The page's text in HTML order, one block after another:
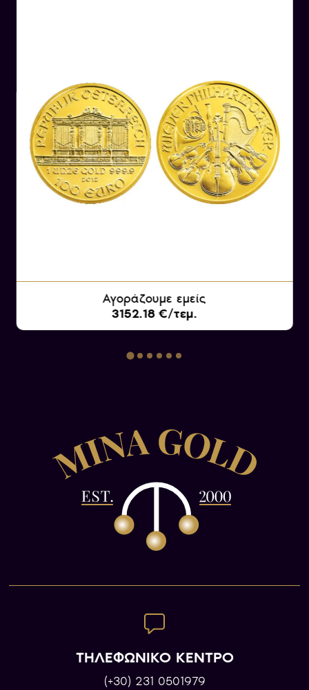
Η ορχήστρα αποτελείται από περίπου 130
μουσικούς, οι οποίοι είναι επιλεγμένοι από την
ίδια την ορχήστρα. Η διαδικασία επιλογής νέων
μελών είναι αυστηρή και συνήθως
πραγματοποιείται μετά από αξιολόγηση και
πρόσκληση. Οι μουσικοί της Φιλαρμονικής της
Βιέννης είναι γνωστοί για την τεχνική τους
αρτιότητα, την ερμηνευτική τους αίσθηση και
Αγοράζουμε εμείς
3152.18 €/τεμ.
ΤΗΛΕΦΩΝΙΚΟ ΚΕΝΤΡΟ
(+30) 231 0501979